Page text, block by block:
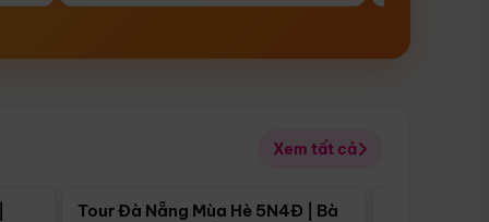
Xem tất cả
Điểm nổi bật
Tour Đà Nẵng Mùa Hè 5N4Đ | Bà